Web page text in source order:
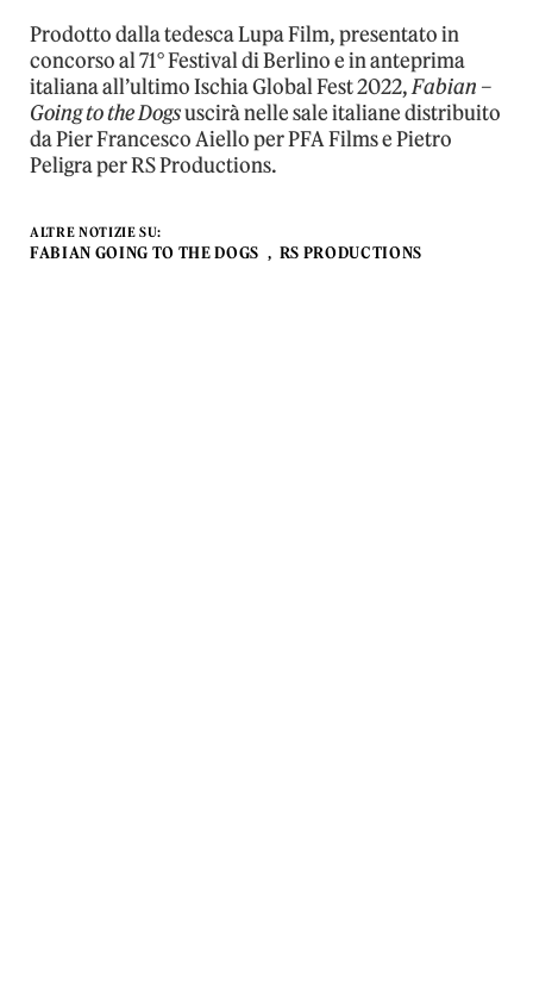
Prodotto dalla tedesca Lupa Film, presentato in
concorso al 71° Festival di Berlino e in anteprima
italiana all’ultimo Ischia Global Fest 2022,Fabian –
Going to the Dogsuscirà nelle sale italiane distribuito
da Pier Francesco Aiello per PFA Films e Pietro
Peligra per RS Productions.
ALTRE NOTIZIE SU:
FABIAN GOING TO THE DOGS RS PRODUCTIONS